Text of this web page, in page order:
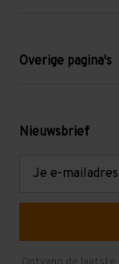
Blog
Levering en
Overige pagina's
Mezzanine
Gebruikte
Nieuwsbrief